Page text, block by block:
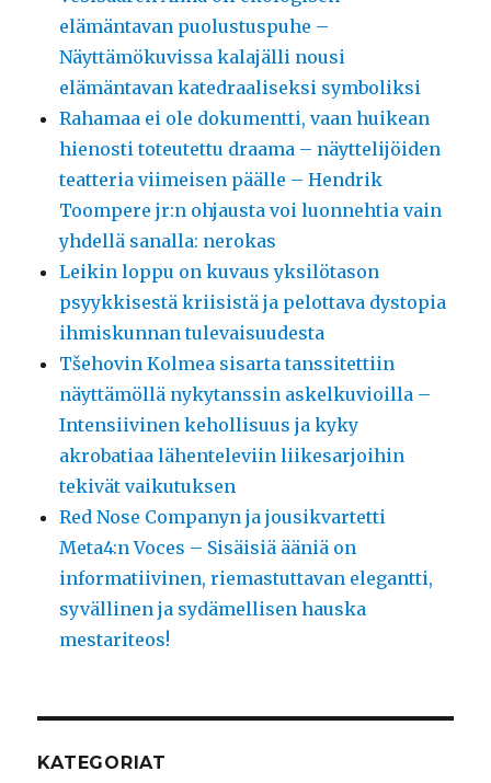
elämäntavan puolustuspuhe –
Näyttämökuvissa kalajälli nousi
elämäntavan katedraaliseksi symboliksi
Rahamaa ei ole dokumentti, vaan huikean
hienosti toteutettu draama – näyttelijöiden
teatteria viimeisen päälle – Hendrik
Toompere jr:n ohjausta voi luonnehtia vain
yhdellä sanalla: nerokas
Leikin loppu on kuvaus yksilötason
psyykkisestä kriisistä ja pelottava dystopia
ihmiskunnan tulevaisuudesta
Tšehovin Kolmea sisarta tanssitettiin
näyttämöllä nykytanssin askelkuvioilla –
Intensiivinen kehollisuus ja kyky
akrobatiaa lähenteleviin liikesarjoihin
tekivät vaikutuksen
Red Nose Companyn ja jousikvartetti
Meta4:n Voces – Sisäisiä ääniä on
informatiivinen, riemastuttavan elegantti,
syvällinen ja sydämellisen hauska
mestariteos!
KATEGORIAT